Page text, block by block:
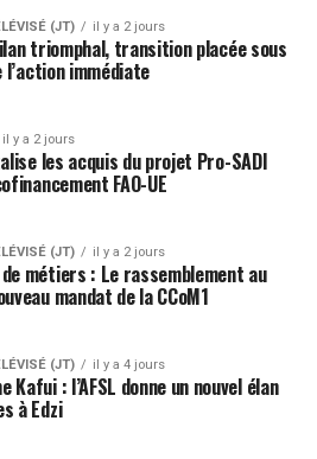
(JT) il y a 2 jours
triomphal, transition placée sous
l’action immédiate
il y a 2 jours
les acquis du projet Pro-SADI
FAO-UE
(JT) il y a 2 jours
métiers : Le rassemblement au
mandat de la CCoM1
(JT) il y a 4 jours
Kafui : l’AFSL donne un nouvel élan
à Edzi